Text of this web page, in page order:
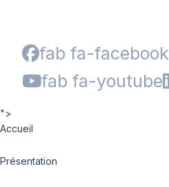
fab fa-facebook
fab fa-youtube
">
Accueil
Présentation